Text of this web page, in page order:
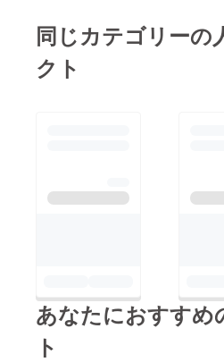
同じカテゴリーの
クト
あなたにおすすめ
ト